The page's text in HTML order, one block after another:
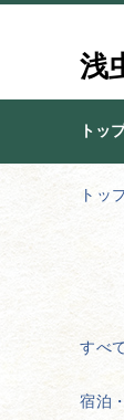
浅
トッ
トッ
すべ
宿泊